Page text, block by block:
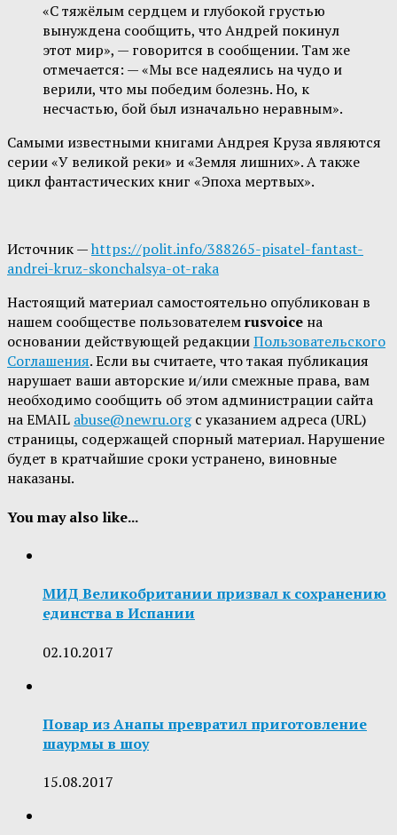
«С тяжёлым сердцем и глубокой грустью
вынуждена сообщить, что Андрей покинул
этот мир», — говорится в сообщении. Там же
отмечается: — «Мы все надеялись на чудо и
верили, что мы победим болезнь. Но, к
несчастью, бой был изначально неравным».
Самыми известными книгами Андрея Круза являются
серии «У великой реки» и «Земля лишних». А также
цикл фантастических книг «Эпоха мертвых».
Источник —https://polit.info/388265-pisatel-fantast-
andrei-kruz-skonchalsya-ot-raka
Настоящий материал самостоятельно опубликован в
нашем сообществе пользователемrusvoice на
основании действующей редакцииПользовательского
Соглашения. Если вы считаете, что такая публикация
нарушает ваши авторские и/или смежные права, вам
необходимо сообщить об этом администрации сайта
на EMAIL abuse@newru.orgс указанием адреса (URL)
страницы, содержащей спорный материал. Нарушение
будет в кратчайшие сроки устранено, виновные
наказаны.
You may also like...
МИД Великобритании призвал к сохранению
единства в Испании
02.10.2017
Повар из Анапы превратил приготовление
шаурмы в шоу
15.08.2017